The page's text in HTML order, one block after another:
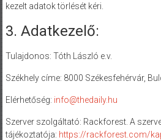
kezelt adatok törlését kéri.
3. Adatkezelő:
Tulajdonos: Tóth László e.v.
Székhely címe: 8000 Székesfehérvár,
Elérhetőség: info@thedaily.hu
Szerver szolgáltató: Rackforest. A
tájékoztatója: https://rackforest.com/